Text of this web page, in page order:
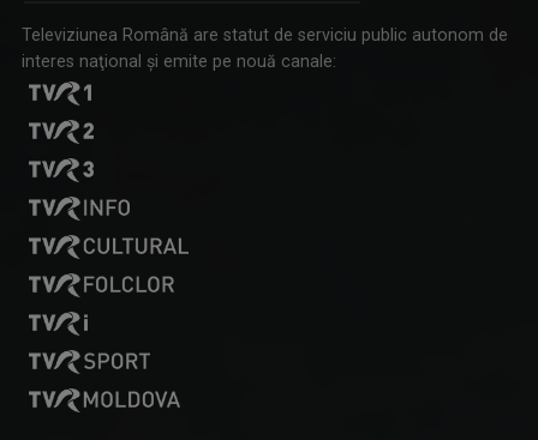
Televiziunea Română are statut de serviciu public autonom de
interes naţional şi emite pe nouă canale: